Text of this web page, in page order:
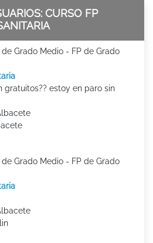
CURSO FP
Grado Medio - FP de Grado
gratuitos?? estoy en paro sin
Grado Medio - FP de Grado